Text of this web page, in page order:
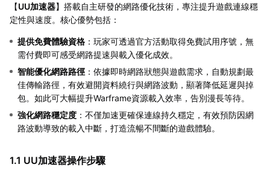
【UU加速器】搭載自主研發的網路優化技術，專注提升遊戲連線穩
定性與速度。核心優勢包括：
提供免費體驗資格 ：玩家可透過官方活動取得免費試用序號，無
需付費即可感受網路提速與載入優化成效。
智能優化網路路徑 ：依據即時網路狀態與遊戲需求，自動規劃最
佳傳輸路徑，有效避開資料繞行與網路波動，顯著降低延遲與掉
包。如此可大幅提升Warframe資源載入效率，告別漫長等待。
強化網路穩定度 ：不僅加速更確保連線持久穩定，有效預防因網
路波動導致的載入中斷，打造流暢不間斷的遊戲體驗。
1.1 UU加速器操作步驟